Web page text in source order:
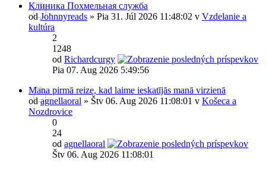
Клиника Похмельная служба
odJohnnyreads » Pia 31. Júl 2026 11:48:02 v Vzdelanie a
kultúra
2
1248
od Richardcurgy
Pia 07. Aug 2026 5:49:56
Mana pirmā reize, kad laime ieskatījās manā virzienā
odagnellaoral » Štv 06. Aug 2026 11:08:01 v Košeca a
Nozdrovice
0
24
od agnellaoral
Štv 06. Aug 2026 11:08:01